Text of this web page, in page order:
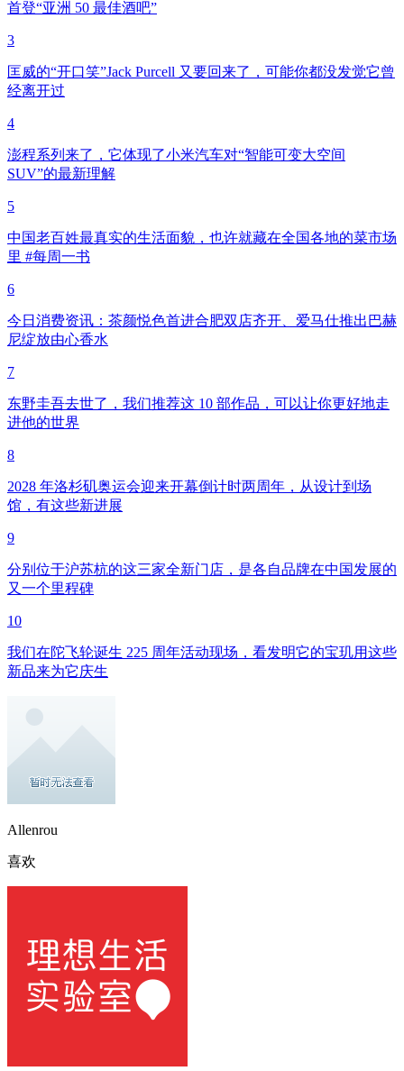
首登“亚洲 50 最佳酒吧”
3
匡威的“开口笑”Jack Purcell 又要回来了，可能你都没发觉它曾
经离开过
4
澎程系列来了，它体现了小米汽车对“智能可变大空间
SUV”的最新理解
5
中国老百姓最真实的生活面貌，也许就藏在全国各地的菜市场
里 #每周一书
6
今日消费资讯：茶颜悦色首进合肥双店齐开、爱马仕推出巴赫
尼绽放由心香水
7
东野圭吾去世了，我们推荐这 10 部作品，可以让你更好地走
进他的世界
8
2028 年洛杉矶奥运会迎来开幕倒计时两周年，从设计到场
馆，有这些新进展
9
分别位于沪苏杭的这三家全新门店，是各自品牌在中国发展的
又一个里程碑
10
我们在陀飞轮诞生 225 周年活动现场，看发明它的宝玑用这些
新品来为它庆生
Allenrou
喜欢